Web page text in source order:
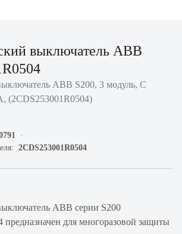
выключатель ABB
ABB S200, 3 модуль, C
(2CDS253001R0504)
2CDS253001R0504
ABB серии S200
предназначен для многоразовой защиты